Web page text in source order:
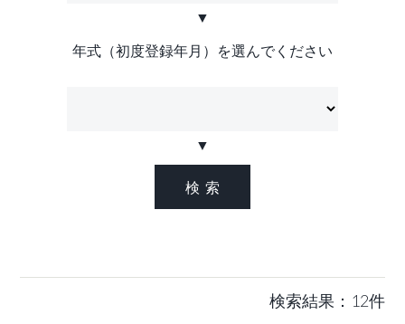
▼
年式（初度登録年月）を選んでください
▼
検索結果：12件